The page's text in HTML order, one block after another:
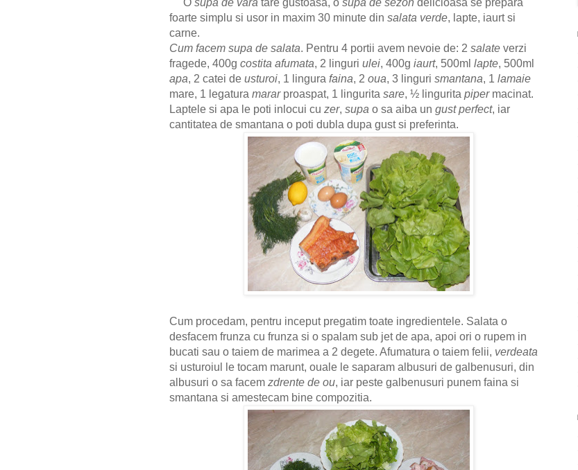
O supa de vara tare gustoasa, o supa de sezon delicioasa se prepara
foarte simplu si usor in maxim 30 minute din salata verde, lapte, iaurt si
carne.
Cum facem supa de salata. Pentru 4 portii avem nevoie de: 2 salate verzi
fragede, 400g costita afumata, 2 linguri ulei, 400g iaurt, 500ml lapte, 500ml
apa, 2 catei de usturoi, 1 lingura faina, 2 oua, 3 linguri smantana, 1 lamaie
mare, 1 legatura mararproaspat, 1 lingurita sare, ½ lingurita pipermacinat.
Laptele si apa le poti inlocui cu zer, supa o sa aiba un gust perfect, iar
cantitatea de smantana o poti dubla dupa gust si preferinta.
Cum procedam, pentru inceput pregatim toate ingredientele. Salata o
desfacem frunza cu frunza si o spalam sub jet de apa, apoi ori o rupem in
bucati sau o taiem de marimea a 2 degete. Afumatura o taiem felii, verdeata
si usturoiul le tocam marunt, ouale le saparam albusuri de galbenusuri, din
albusuri o sa facem zdrente de ou, iar peste galbenusuri punem faina si
smantana si amestecam bine compozitia.